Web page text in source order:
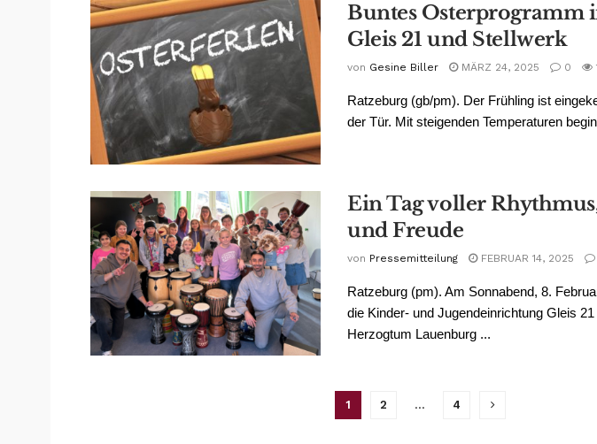
Buntes Osterprogramm
Gleis 21 und Stellwerk
von Gesine Biller MÄRZ 24, 2025 0
Ratzeburg (gb/pm). Der Frühling ist
der Tür. Mit steigenden Temperaturen
Ein Tag voller
und Freude
von Pressemitteilung FEBRUAR 14, 2025
Ratzeburg (pm). Am Sonnabend, 8.
die Kinder- und Jugendeinrichtung Gleis
Herzogtum Lauenburg ...
1 2 … 4